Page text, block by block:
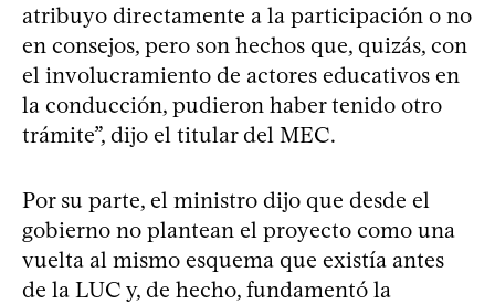
atribuyo directamente a la participación o no
en consejos, pero son hechos que, quizás, con
el involucramiento de actores educativos en
la conducción, pudieron haber tenido otro
trámite”, dijo el titular del MEC.
Por su parte, el ministro dijo que desde el
gobierno no plantean el proyecto como una
vuelta al mismo esquema que existía antes
de la LUC y, de hecho, fundamentó la